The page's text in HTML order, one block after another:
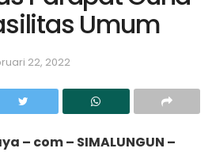
Umum
22, 2022
– com – SIMALUNGUN –